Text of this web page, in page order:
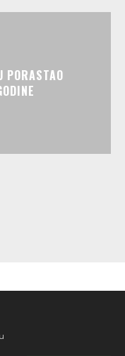
PORASTAO